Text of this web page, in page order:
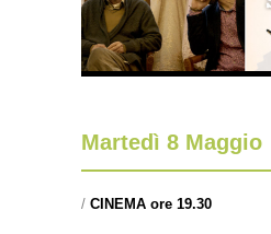
Martedì 8 Maggio
/ CINEMA ore 19.30